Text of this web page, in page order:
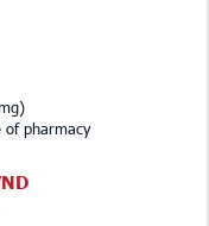
of pharmacy